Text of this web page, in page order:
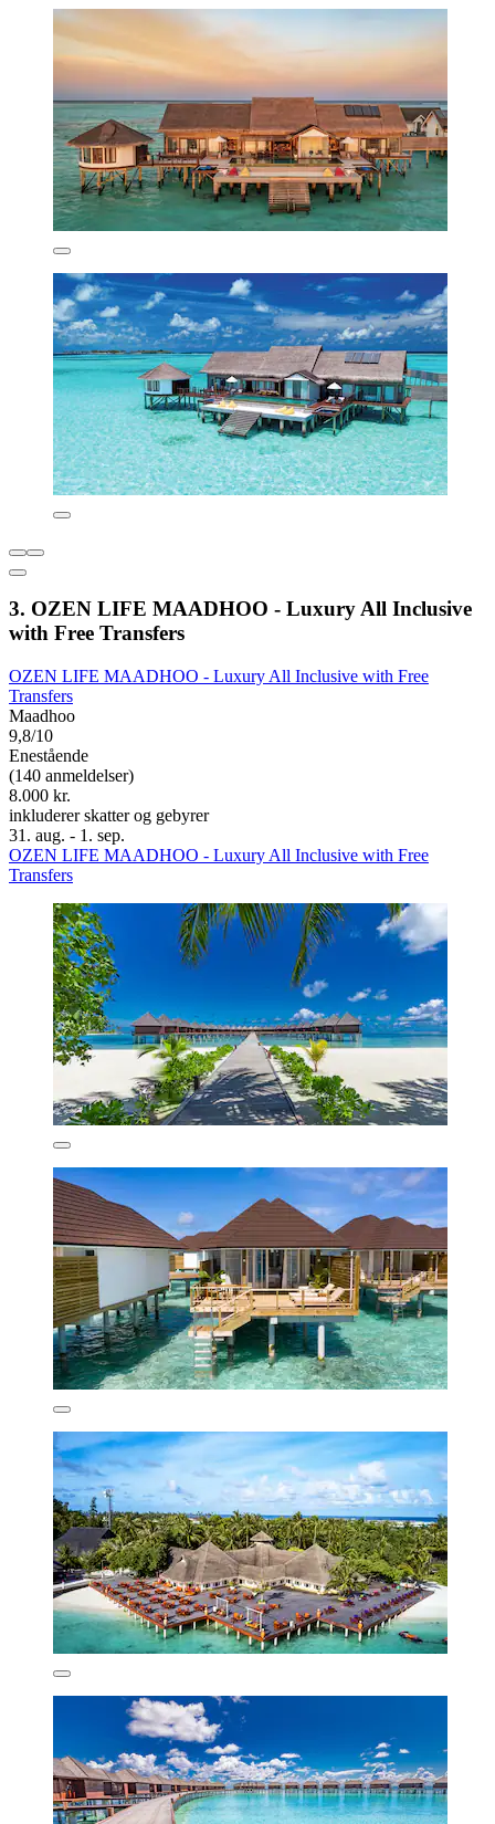
3. OZEN LIFE MAADHOO - Luxury All Inclusive
with Free Transfers
OZEN LIFE MAADHOO - Luxury All Inclusive with Free
Transfers
Maadhoo
9,8/10
Enestående
(140 anmeldelser)
8.000 kr.
inkluderer skatter og gebyrer
31. aug. - 1. sep.
OZEN LIFE MAADHOO - Luxury All Inclusive with Free
Transfers